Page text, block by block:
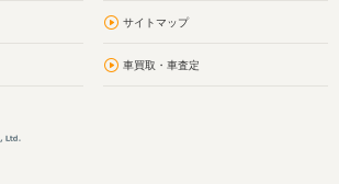
サイトマップ
車買取・車査定